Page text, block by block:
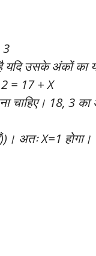
3
यदि उसके अंकों का
= 17 + X
चाहिए। 18, 3
अतः X=1 होगा।